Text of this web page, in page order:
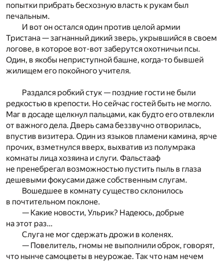
попытки прибрать бесхозную власть к рукам был
печальным.
И вот он остался один против целой армии
Тристана — загнанный дикий зверь, укрывшийся в своем
логове, в которое вот-вот заберутся охотничьи псы.
Один, в якобы неприступной башне, когда-то бывшей
жилищем его покойного учителя.
Раздался робкий стук — поздние гости не были
редкостью в крепости. Но сейчас гостей быть не могло.
Маг в досаде щелкнул пальцами, как будто его отвлекли
от важного дела. Дверь сама беззвучно отворилась,
впустив визитера. Один из языков пламени камина, ярче
прочих, взметнулся вверх, выхватив из полумрака
комнаты лица хозяина и слуги. Фальстааф
не пренебрегал возможностью пустить пыль в глаза
дешевыми фокусами даже собственным слугам.
Вошедшее в комнату существо склонилось
в почтительном поклоне.
— Какие новости, Ульрик? Надеюсь, добрые
на этот раз…
Слуга не мог сдержать дрожи в коленях.
— Повелитель, гномы не выполнили оброк, говорят,
что нынче самоцветы в неурожае. Так что нам нечем